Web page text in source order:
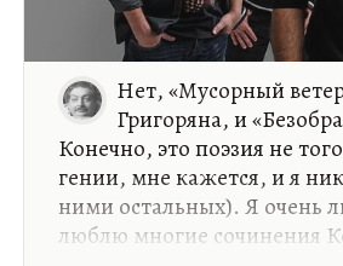
Нет, «Мусорный
Григоряна, и
Конечно, это поэзия не
гении, мне кажется, и я
ними остальных). Я очень
люблю многие сочинения